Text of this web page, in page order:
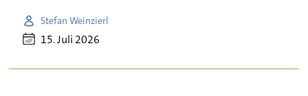
Stefan Weinzierl
15. Juli 2026